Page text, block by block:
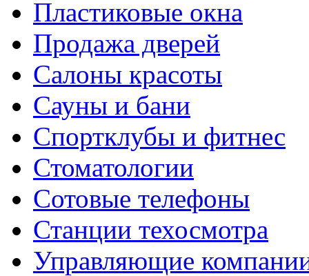
Пластиковые окна
Продажа дверей
Салоны красоты
Сауны и бани
Спортклубы и фитнес
Стоматологии
Сотовые телефоны
Станции техосмотра
Управляющие